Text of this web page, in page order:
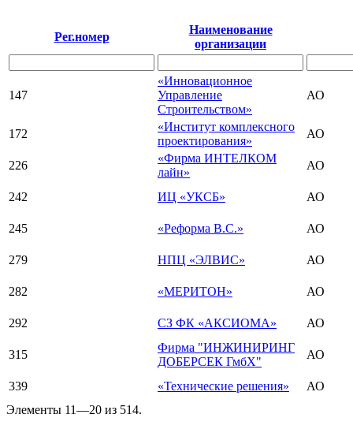
Рег.номер
Наименование
организации
147
«Инновационное
Управление
Строительством»
АО
172
«Институт комплексного
проектирования»
АО
226
«Фирма ИНТЕЛКОМ
лайн»
АО
242 ИЦ «УКСБ» АО
245 «Реформа В.С.» АО
279 НПЦ «ЭЛВИС» АО
282 «МЕРИТОН» АО
292 СЗ ФК «АКСИОМА» АО
315
Фирма "ИНЖИНИРИНГ
ДОБЕРСЕК ГмбХ"
АО
339 «Технические решения»
АО
Элементы 11—20 из 514.